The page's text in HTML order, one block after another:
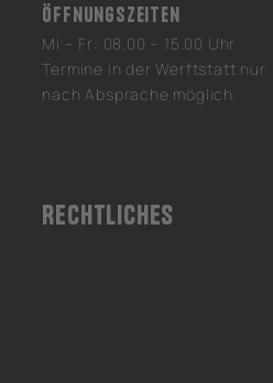
Öffnungszeiten
Mi – Fr: 08.00 – 15.00 Uhr
Termine in der Werftstatt nur
nach Absprache möglich.
Rechtliches